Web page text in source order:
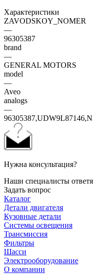
Характеристики
ZAVODSKOY_NOMER
—
96305387
brand
—
GENERAL MOTORS
model
—
Aveo
analogs
—
Нужна консультация?
Наши специалисты
Задать вопрос
Каталог
Детали двигателя
Кузовные детали
Системы освещения
Трансмиссия
Фильтры
Шасси
Электрооборудование
О компании